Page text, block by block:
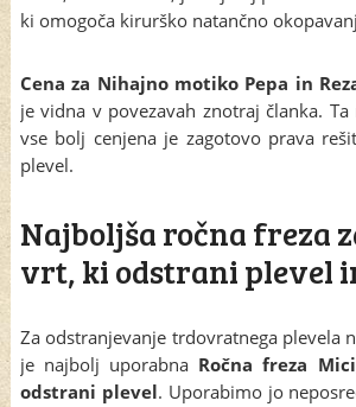
ki omogoča kirurško natančno
Cena za Nihajno motiko Pepa in
je vidna v povezavah znotraj članka.
vse bolj cenjena je zagotovo prava
plevel.
Najboljša ročna freza
vrt, ki odstrani plevel
Za odstranjevanje trdovratnega plevela
je najbolj uporabna Ročna freza
odstrani plevel. Uporabimo jo